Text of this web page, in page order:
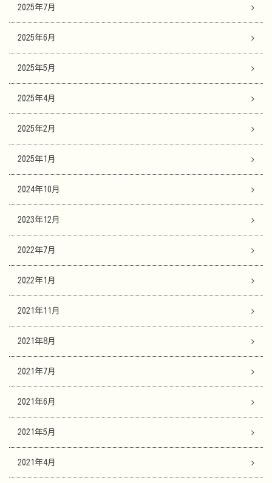
2025年7月
2025年6月
2025年5月
2025年4月
2025年2月
2025年1月
2024年10月
2023年12月
2022年7月
2022年1月
2021年11月
2021年8月
2021年7月
2021年6月
2021年5月
2021年4月